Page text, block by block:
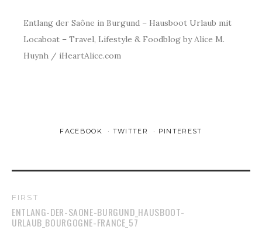
Entlang der Saône in Burgund – Hausboot Urlaub mit
Locaboat – Travel, Lifestyle & Foodblog by Alice M.
Huynh / iHeartAlice.com
FACEBOOK TWITTER PINTEREST
FIRST
ENTLANG-DER-SAONE-BURGUND_HAUSBOOT-
URLAUB_BOURGOGNE-FRANCE_57